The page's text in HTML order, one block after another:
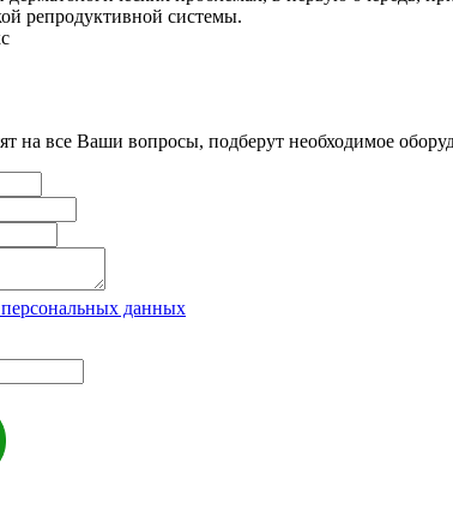
репродуктивной системы.
на все Ваши вопросы, подберут необходимое
персональных данных